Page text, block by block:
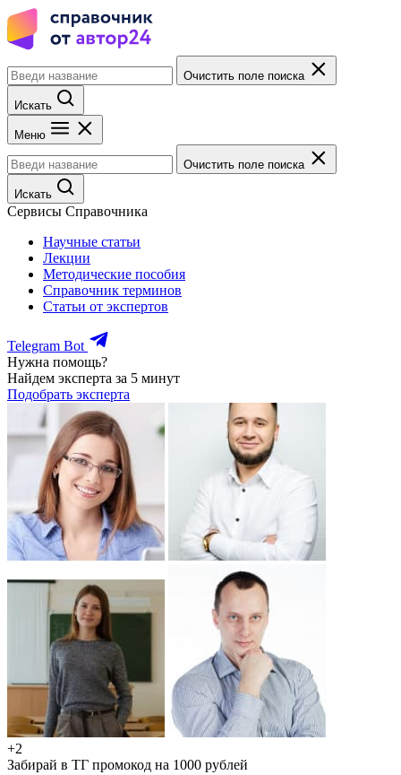
Очистить поле поиска
Искать
Меню
Очистить поле поиска
Искать
Сервисы Справочника
Научные статьи
Лекции
Методические пособия
Справочник терминов
Статьи от экспертов
Telegram Bot
Нужна помощь?
Найдем эксперта за 5 минут
Подобрать эксперта
+2
Забирай в ТГ промокод на 1000 рублей